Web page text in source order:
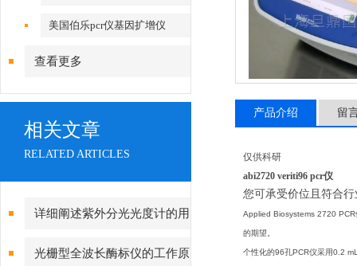
美国伯乐pcr仪基因扩增仪
查看更多
相关文章
RELATED ARTICLES
详细阐述紫外分光光度计的用
途及工作原理
光栅型全波长酶标仪的工作原
产品介绍 留
仅供科研
abi2720 veriti96 pcr仪
您可承受价位且符合行
Applied Biosystems 2720 PCR
的期望。
个性化的96孔PCR仪采用0.2